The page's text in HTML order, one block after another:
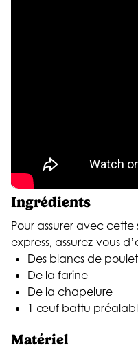
Ingrédients
Pour assurer avec
express, assurez-vous
Des blancs de poulet
De la farine
De la chapelure
1 œuf battu
Matériel